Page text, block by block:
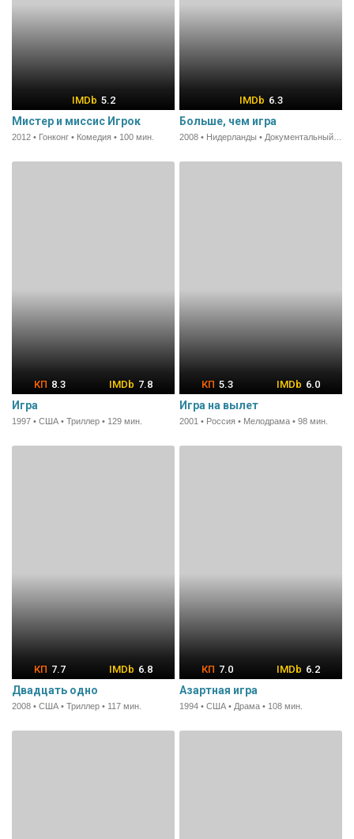
5.2
Мистер и миссис Игрок
2012 • Гонконг • Комедия • 100 мин.
6.3
Больше, чем игра
8.3 7.8
Игра
1997 • США • Триллер • 129 мин.
5.3 6.0
Игра на вылет
2001 • Россия • Мелодрама • 98 мин.
7.7 6.8
Двадцать одно
2008 • США • Триллер • 117 мин.
7.0 6.2
Азартная игра
1994 • США • Драма • 108 мин.